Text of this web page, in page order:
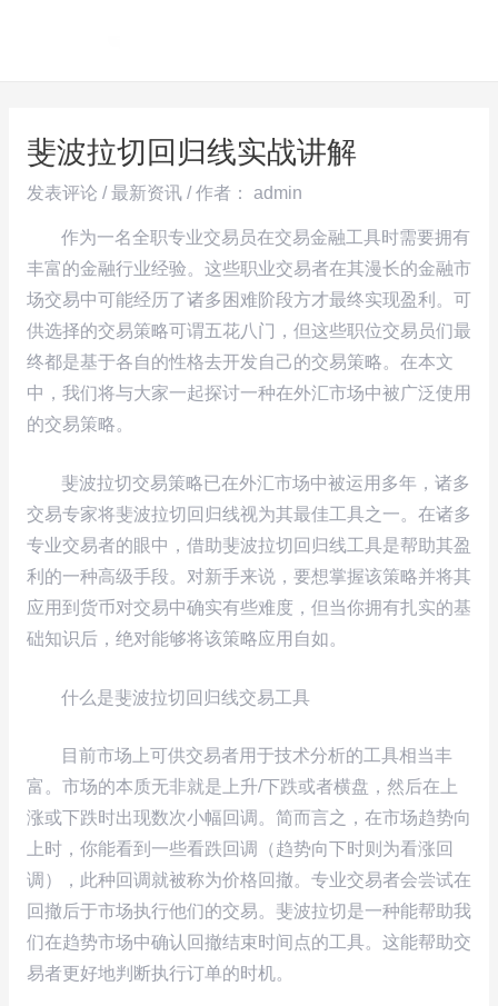
斐波拉切回归线实战讲解
发表评论 /最新资讯/ 作者： admin
作为一名全职专业交易员在交易金融工具时需要拥有
丰富的金融行业经验。这些职业交易者在其漫长的金融市
场交易中可能经历了诸多困难阶段方才最终实现盈利。可
供选择的交易策略可谓五花八门，但这些职位交易员们最
终都是基于各自的性格去开发自己的交易策略。在本文
中，我们将与大家一起探讨一种在外汇市场中被广泛使用
的交易策略。
斐波拉切交易策略已在外汇市场中被运用多年，诸多
交易专家将斐波拉切回归线视为其最佳工具之一。在诸多
专业交易者的眼中，借助斐波拉切回归线工具是帮助其盈
利的一种高级手段。对新手来说，要想掌握该策略并将其
应用到货币对交易中确实有些难度，但当你拥有扎实的基
础知识后，绝对能够将该策略应用自如。
什么是斐波拉切回归线交易工具
目前市场上可供交易者用于技术分析的工具相当丰
富。市场的本质无非就是上升/下跌或者横盘，然后在上
涨或下跌时出现数次小幅回调。简而言之，在市场趋势向
上时，你能看到一些看跌回调（趋势向下时则为看涨回
调），此种回调就被称为价格回撤。专业交易者会尝试在
回撤后于市场执行他们的交易。斐波拉切是一种能帮助我
们在趋势市场中确认回撤结束时间点的工具。这能帮助交
易者更好地判断执行订单的时机。